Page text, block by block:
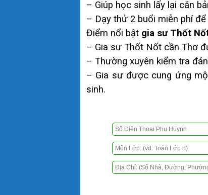
– Giúp học sinh lấy lại căn
– Dạy thử 2 buổi miễn phí
Điểm nổi bật gia sư Thốt
– Gia sư Thốt Nốt cần Thơ
– Thường xuyên kiểm tra
– Gia sư được cung ứng
sinh.